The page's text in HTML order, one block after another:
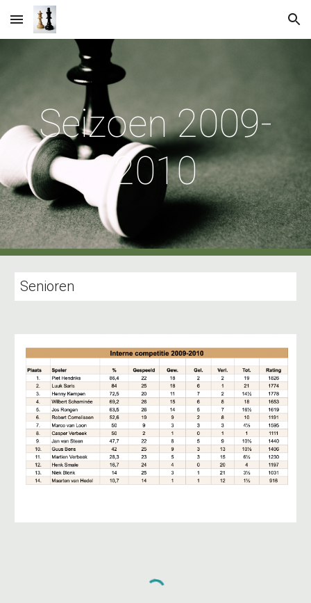
Skip to main content Skip to navigation
Seizoen 2009-
2010
Senioren